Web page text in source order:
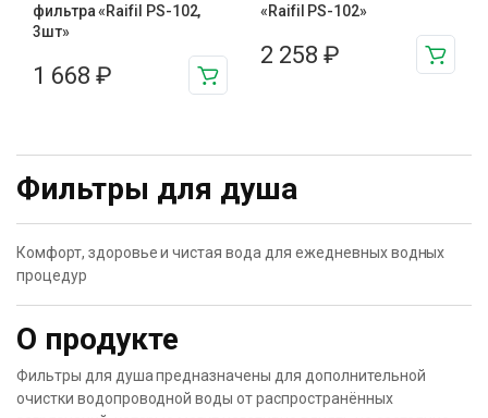
фильтра «Raifil PS-102,
3шт»
1 668 ₽
«Raifil PS-102»
2 258 ₽
Фильтры для душа
Комфорт, здоровье и чистая вода для ежедневных водных
процедур
О продукте
Фильтры для душа предназначены для дополнительной
очистки водопроводной воды от распространённых